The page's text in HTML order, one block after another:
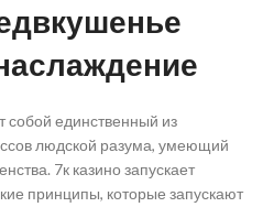
единственный из
людской разума, умеющий
7к казино запускает
принципы, которые запускают